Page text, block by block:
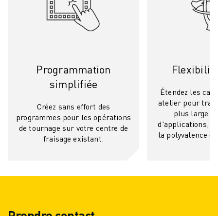
DÉCOUPAGE PAR FIL EDM
SERVICE CLIENTÈLE
FANUC PLANS
TERRAIN ET MAINTENANCE
SUPPORT TECHNIQUE À DISTANCE
Programmation
simplifiée
Créez sans effort des
programmes pour les opérations
de tournage sur votre centre de
fraisage existant.
Étendez les
atelier pour
plus large
d'applications,
la polyvalence